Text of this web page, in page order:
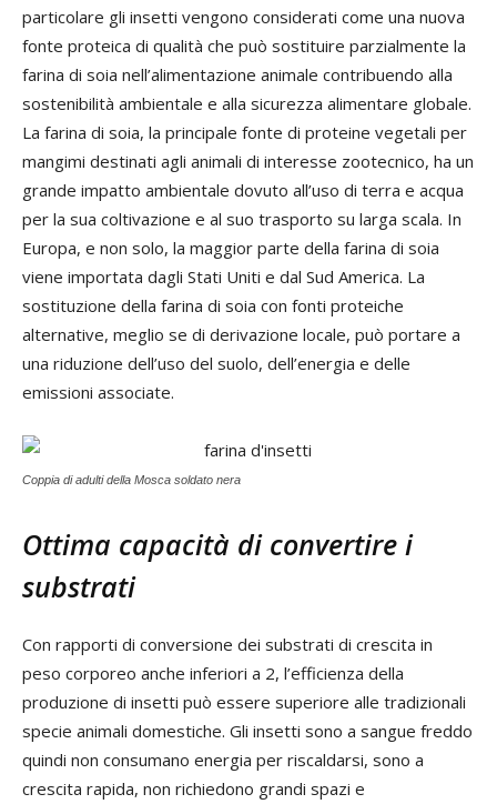
particolare gli insetti vengono considerati come una nuova
fonte proteica di qualità che può sostituire parzialmente la
farina di soia nell’alimentazione animale contribuendo alla
sostenibilità ambientale e alla sicurezza alimentare globale.
La farina di soia, la principale fonte di proteine vegetali per
mangimi destinati agli animali di interesse zootecnico, ha un
grande impatto ambientale dovuto all’uso di terra e acqua
per la sua coltivazione e al suo trasporto su larga scala. In
Europa, e non solo, la maggior parte della farina di soia
viene importata dagli Stati Uniti e dal Sud America. La
sostituzione della farina di soia con fonti proteiche
alternative, meglio se di derivazione locale, può portare a
una riduzione dell’uso del suolo, dell’energia e delle
emissioni associate.
Coppia di adulti della Mosca soldato nera
Ottima capacità di convertire i
substrati
Con rapporti di conversione dei substrati di crescita in
peso corporeo anche inferiori a 2, l’efficienza della
produzione di insetti può essere superiore alle tradizionali
specie animali domestiche. Gli insetti sono a sangue freddo
quindi non consumano energia per riscaldarsi, sono a
crescita rapida, non richiedono grandi spazi e